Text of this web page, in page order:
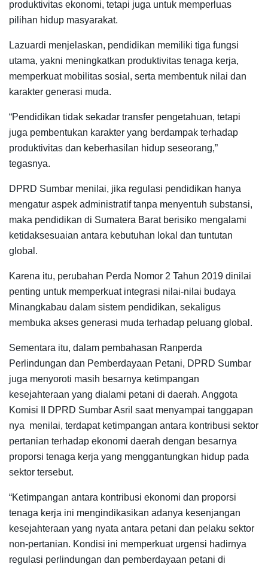
produktivitas ekonomi, tetapi juga untuk memperluas
pilihan hidup masyarakat.
Lazuardi menjelaskan, pendidikan memiliki tiga fungsi
utama, yakni meningkatkan produktivitas tenaga kerja,
memperkuat mobilitas sosial, serta membentuk nilai dan
karakter generasi muda.
“Pendidikan tidak sekadar transfer pengetahuan, tetapi
juga pembentukan karakter yang berdampak terhadap
produktivitas dan keberhasilan hidup seseorang,”
tegasnya.
DPRD Sumbar menilai, jika regulasi pendidikan hanya
mengatur aspek administratif tanpa menyentuh substansi,
maka pendidikan di Sumatera Barat berisiko mengalami
ketidaksesuaian antara kebutuhan lokal dan tuntutan
global.
Karena itu, perubahan Perda Nomor 2 Tahun 2019 dinilai
penting untuk memperkuat integrasi nilai-nilai budaya
Minangkabau dalam sistem pendidikan, sekaligus
membuka akses generasi muda terhadap peluang global.
Sementara itu, dalam pembahasan Ranperda
Perlindungan dan Pemberdayaan Petani, DPRD Sumbar
juga menyoroti masih besarnya ketimpangan
kesejahteraan yang dialami petani di daerah. Anggota
Komisi II DPRD Sumbar Asril saat menyampai tanggapan
nya menilai, terdapat ketimpangan antara kontribusi sektor
pertanian terhadap ekonomi daerah dengan besarnya
proporsi tenaga kerja yang menggantungkan hidup pada
sektor tersebut.
“Ketimpangan antara kontribusi ekonomi dan proporsi
tenaga kerja ini mengindikasikan adanya kesenjangan
kesejahteraan yang nyata antara petani dan pelaku sektor
non-pertanian. Kondisi ini memperkuat urgensi hadirnya
regulasi perlindungan dan pemberdayaan petani di